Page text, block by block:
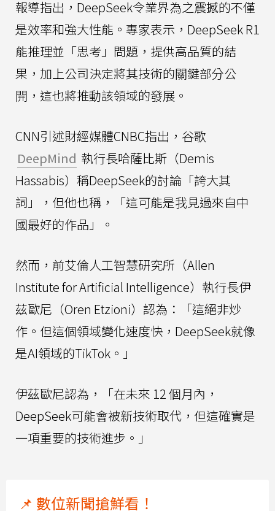
報導指出，DeepSeek令業界為之震撼的不僅
是效率和強大性能。專家表示，DeepSeek R1
能推理並「思考」問題，提供高品質的結
果，加上公司決定將其技術的關鍵部分公
開，這也將推動該領域的發展。
CNN引述財經媒體CNBC指出，谷歌
DeepMind 執行長哈薩比斯（Demis
Hassabis）稱DeepSeek的討論「誇大其
詞」，但他也稱，「這可能是我見過來自中
國最好的作品」。
然而，前艾倫人工智慧研究所（Allen
Institute for Artificial Intelligence）執行長伊
茲歐尼（Oren Etzioni）認為：「這絕非炒
作。但這個領域變化速度快，DeepSeek就像
是AI領域的TikTok。」
伊茲歐尼認為，「在未來 12 個月內，
DeepSeek可能會被新技術取代，但這確實是
一項重要的技術進步。」
📌 數位新聞搶鮮看！